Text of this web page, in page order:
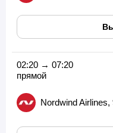
02:20 → 07:20
прямой
Nordwind Airlines,